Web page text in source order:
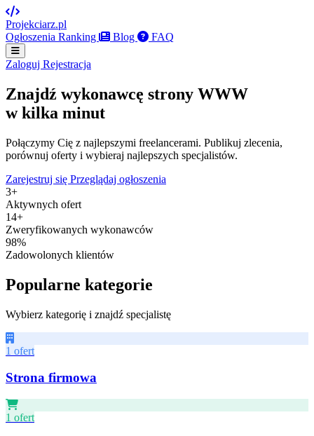
Projekciarz.pl
Ogłoszenia Ranking Blog FAQ
Zaloguj Rejestracja
Znajdź wykonawcę strony WWW
w kilka minut
Połączymy Cię z najlepszymi freelancerami. Publikuj zlecenia,
porównuj oferty i wybieraj najlepszych specjalistów.
Zarejestruj się Przeglądaj ogłoszenia
3+
Aktywnych ofert
14+
Zweryfikowanych wykonawców
98%
Zadowolonych klientów
Popularne kategorie
Wybierz kategorię i znajdź specjalistę
1 ofert
Strona firmowa
1 ofert